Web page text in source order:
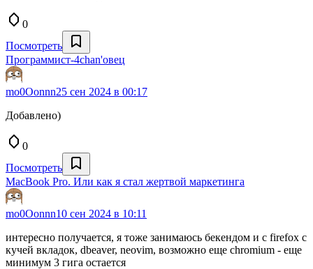
0
Посмотреть
Программист-4chan'овец
mo0Oonnn25 сен 2024 в 00:17
Добавлено)
0
Посмотреть
MacBook Pro. Или как я стал жертвой маркетинга
mo0Oonnn10 сен 2024 в 10:11
интересно получается, я тоже занимаюсь бекендом и с firefox с
кучей вкладок, dbeaver, neovim, возможно еще chromium - еще
минимум 3 гига остается